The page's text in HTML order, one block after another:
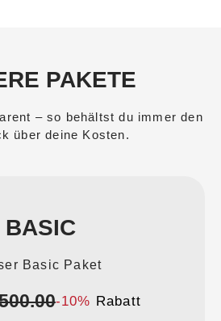
PAKETE
– so behältst du immer den
über deine Kosten.
BASIC
Basic Paket
-10% Rabatt